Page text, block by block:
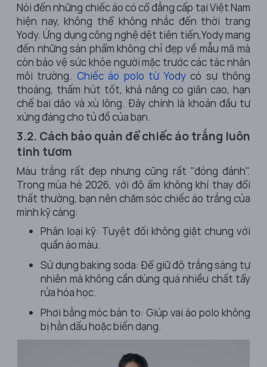
Nói đến những chiếc áo có cổ đẳng cấp tại Việt Nam
hiện nay, không thể không nhắc đến thời trang
Yody. Ứng dụng công nghệ dệt tiên tiến,Yody mang
đến những sản phẩm không chỉ đẹp về mẫu mã mà
còn bảo vệ sức khỏe người mặc trước các tác nhân
môi trường. Chiếc áo polo từ Yodycó sự thông
thoáng, thấm hút tốt, khả năng co giãn cao, hạn
chế bai dão và xù lông. Đây chính là khoản đầu tư
xứng đáng cho tủ đồ của bạn.
3.2. Cách bảo quản để chiếc áo trắng luôn
tinh tươm
Màu trắng rất đẹp nhưng cũng rất "đỏng đảnh".
Trong mùa hè 2026, với độ ẩm không khí thay đổi
thất thường, bạn nên chăm sóc chiếc áo trắng của
mình kỹ càng:
Phân loại kỹ: Tuyệt đối không giặt chung với
quần áo màu.
Sử dụng baking soda: Để giữ độ trắng sáng tự
nhiên mà không cần dùng quá nhiều chất tẩy
rửa hóa học.
Phơi bằng móc bản to: Giúp vai áo polo không
bị hằn dấu hoặc biến dạng.